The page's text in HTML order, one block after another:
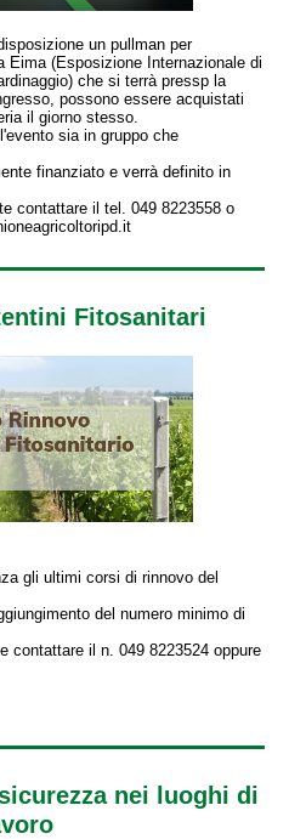
un pullman per
Eima (Esposizione Internazionale di
che si terrà pressp la
possono essere acquistati
il giorno stesso.
sia in gruppo che
finanziato e verrà definito in
contattare il tel. 049 8223558 o
Fitosanitari
gli ultimi corsi di rinnovo del
del numero minimo di
contattare il n. 049 8223524 oppure
nei luoghi di